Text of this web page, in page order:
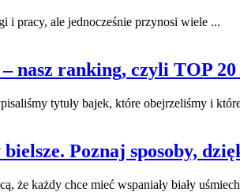
i pracy, ale jednocześnie przynosi wiele ...
nasz ranking, czyli TOP
tytuły bajek, które obejrzeliśmy i
bielsze. Poznaj sposoby,
że każdy chce mieć wspaniały biały